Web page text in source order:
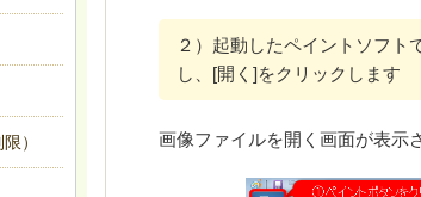
２）起動したペイントソフト
し、[開く]をクリックします
画像ファイルを開く画面が表示
）